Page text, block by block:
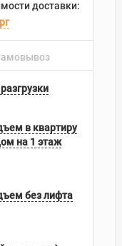
доставки:
в квартиру
на 1 этаж
без лифта